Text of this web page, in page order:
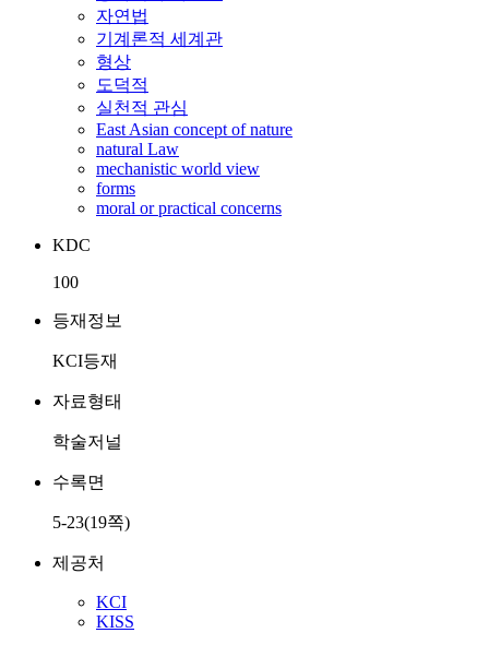
자연법
기계론적 세계관
형상
도덕적
실천적 관심
East Asian concept of nature
natural Law
mechanistic world view
forms
moral or practical concerns
KDC
100
등재정보
KCI등재
자료형태
학술저널
수록면
5-23(19쪽)
제공처
KCI
KISS